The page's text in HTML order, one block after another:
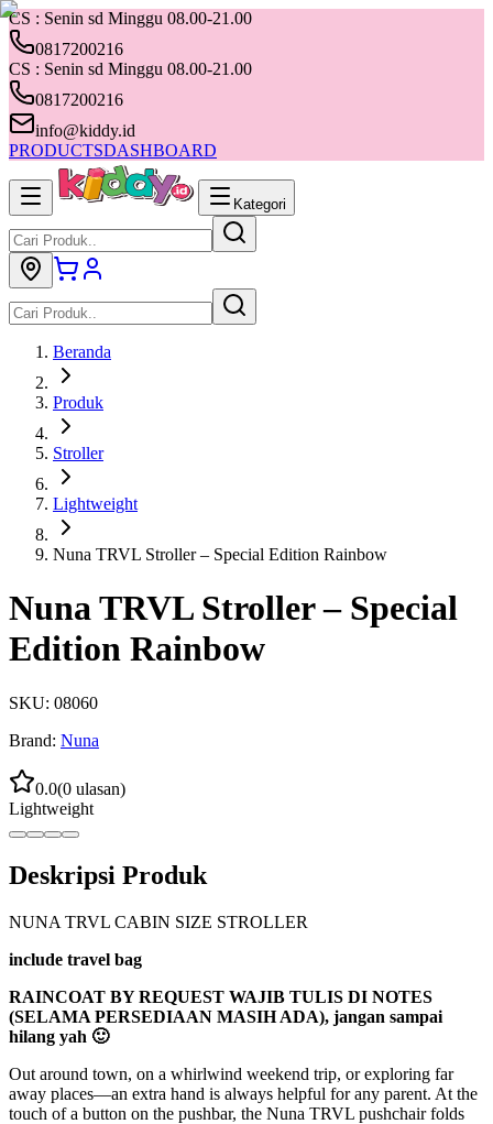
CS : Senin sd Minggu 08.00-21.00
0817200216
CS : Senin sd Minggu 08.00-21.00
0817200216
info@kiddy.id
PRODUCTSDASHBOARD
Kategori
Beranda
Produk
Stroller
Lightweight
Nuna TRVL Stroller – Special Edition Rainbow
Nuna TRVL Stroller – Special
Edition Rainbow
SKU: 08060
Brand: Nuna
0.0(0 ulasan)
Lightweight
Deskripsi Produk
NUNA TRVL CABIN SIZE STROLLER
include travel bag
RAINCOAT BY REQUEST WAJIB TULIS DI NOTES
(SELAMA PERSEDIAAN MASIH ADA), jangan sampai
hilang yah 🙂
Out around town, on a whirlwind weekend trip, or exploring far
away places—an extra hand is always helpful for any parent. At the
touch of a button on the pushbar, the Nuna TRVL pushchair folds